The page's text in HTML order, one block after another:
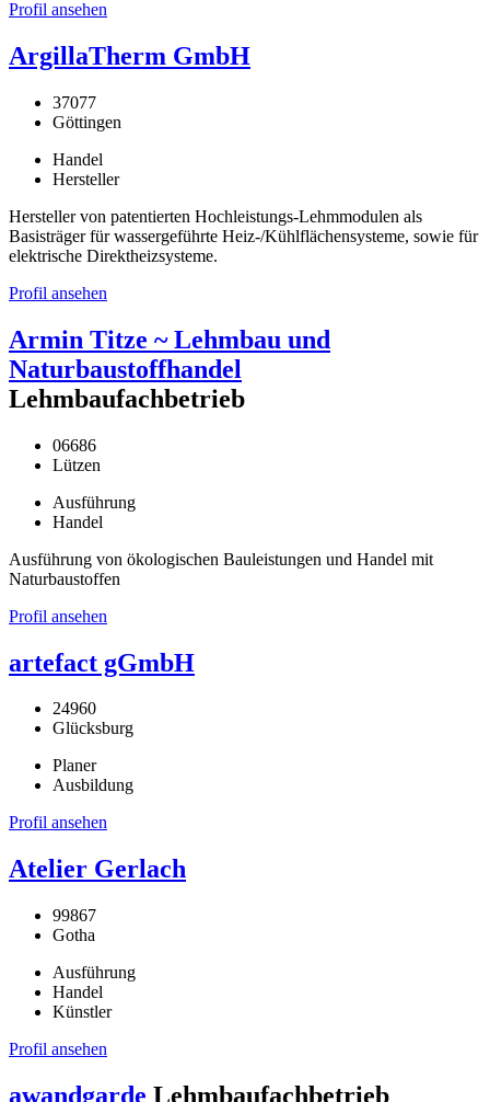
Profil ansehen
ArgillaTherm GmbH
37077
Göttingen
Handel
Hersteller
Hersteller von patentierten Hochleistungs-Lehmmodulen als
Basisträger für wassergeführte Heiz-/Kühlflächensysteme, sowie für
elektrische Direktheizsysteme.
Profil ansehen
Armin Titze ~ Lehmbau und
Naturbaustoffhandel
Lehmbaufachbetrieb
06686
Lützen
Ausführung
Handel
Ausführung von ökologischen Bauleistungen und Handel mit
Naturbaustoffen
Profil ansehen
artefact gGmbH
24960
Glücksburg
Planer
Ausbildung
Profil ansehen
Atelier Gerlach
99867
Gotha
Ausführung
Handel
Künstler
Profil ansehen
awandgarde Lehmbaufachbetrieb